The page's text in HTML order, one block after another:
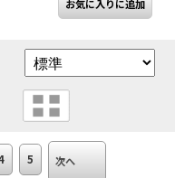
5 次へ